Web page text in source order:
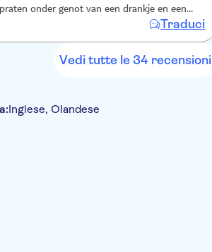
onder genot van een drankje en een
Traduci
Vedi tutte le 34 recensioni
Inglese, Olandese